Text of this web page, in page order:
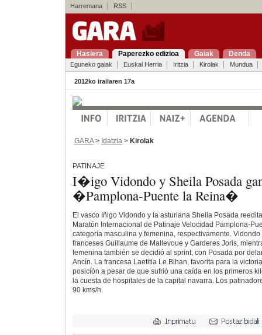
Harremana RSS
Hasiera Paperezko edizioa Gaiak Denda
Eguneko gaiak Euskal Herria Iritzia Kirolak Mundua
2012ko irailaren 17a
GARA> Idatzia > Kirolak
PATINAJE
I�igo Vidondo y Sheila Posada
�Pamplona-Puente la Reina�
El vasco Iñigo Vidondo y la asturiana Sheila Posada
Maratón Internacional de Patinaje Velocidad Pamplona-
categoría masculina y femenina, respectivamente.
franceses Guillaume de Mallevoue y Garderes Joris,
femenina también se decidió al sprint, con Posada por
Ancín. La francesa Laetitia Le Bihan, favorita para la
posición a pesar de que sufrió una caída en los primeros
la cuesta de hospitales de la capital navarra. Los
90 kms/h.